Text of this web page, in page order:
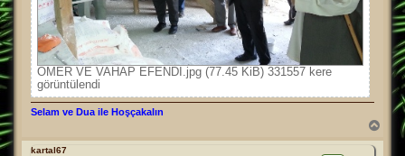
ÖMER VE VAHAP EFENDİ.jpg (77.45 KiB) 331557 kere
görüntülendi
Selam ve Dua ile Hoşçakalın
kartal67